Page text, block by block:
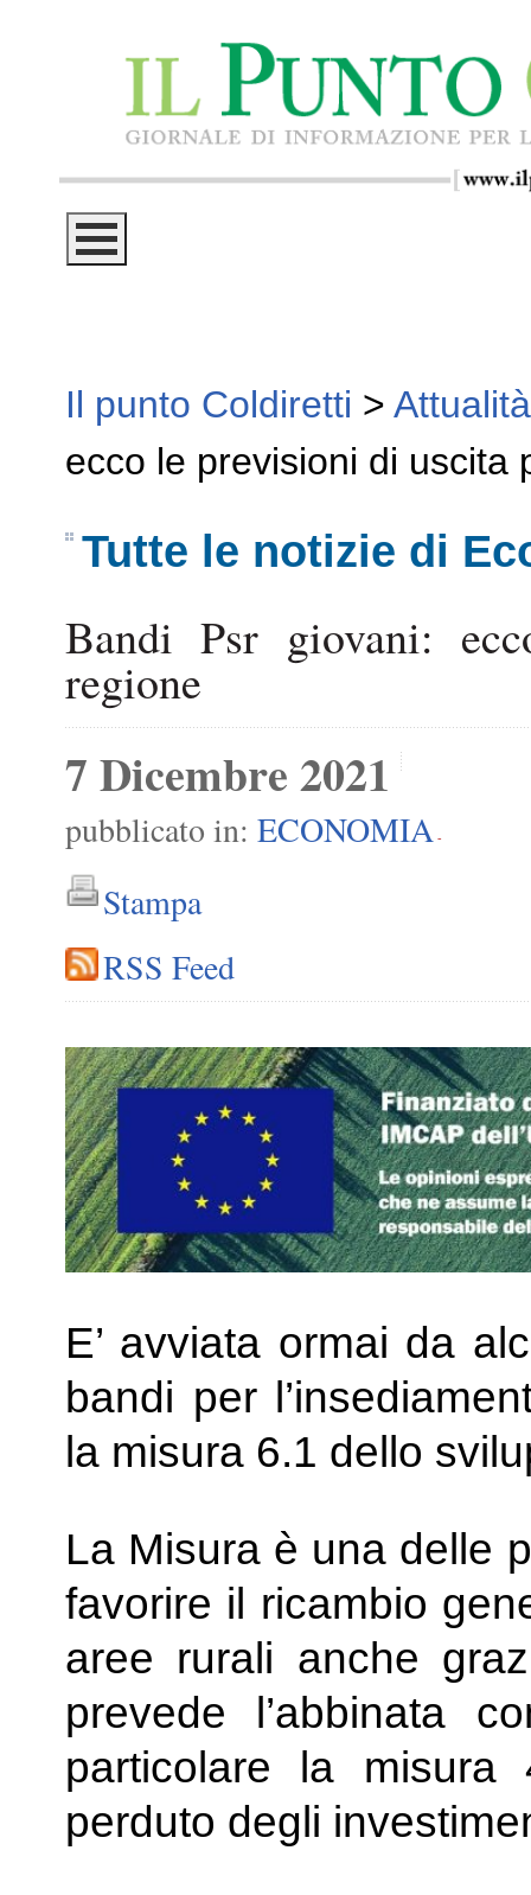
Il punto Coldiretti > Attualità
ecco le previsioni di uscita
Tutte le notizie di
Bandi Psr giovani:
regione
7 Dicembre 2021
pubblicato in: ECONOMIA -
Stampa
RSS Feed
E’ avviata ormai da
bandi per
la misura 6.1 dello
La Misura è una delle
favorire il ricambio
aree rurali anche
prevede l’abbinata
particolare la misura
perduto degli